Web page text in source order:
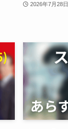
2026年7月28日